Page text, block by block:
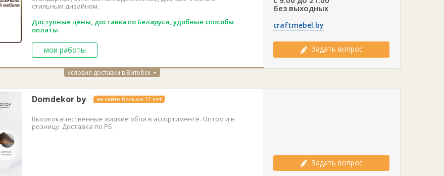
стильным дизайном.
Доступные цены, доставка по Беларуси, удобные способы
оплаты.
мои работы
без выходных
craftmebel.by
Задать вопрос
условия доставки в Витебск
Domdekor by на сайте больше 11 лет
Высококачественные жидкие обои в ассортименте. Оптом и в
розницу. Доставка по РБ.
Задать вопрос